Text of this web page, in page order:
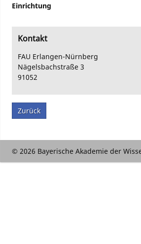
Einrichtung
Kontakt
FAU Erlangen-Nürnberg
Nägelsbachstraße 3
91052
Zurück
© 2026 Bayerische Akademie der